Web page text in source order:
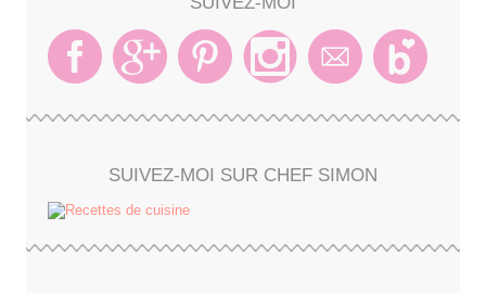
SUIVEZ-MOI SUR CHEF SIMON